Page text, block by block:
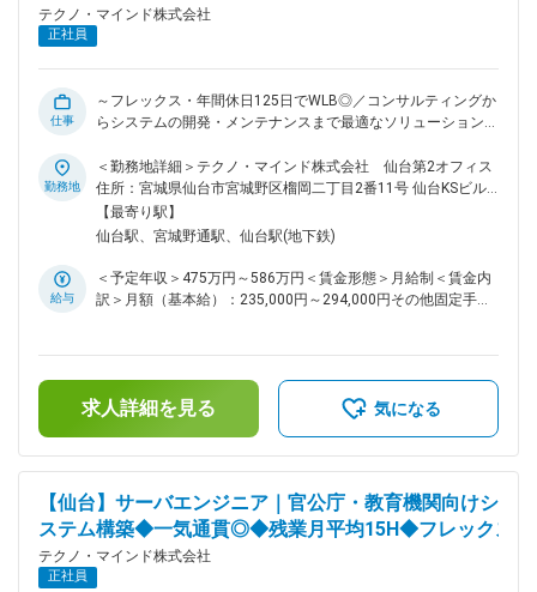
テクノ・マインド株式会社
正社員
仕事
～フレックス・年間休日125日でWLB◎／コンサルティングか
らシステムの開発・メンテナンスまで最適なソリューションを
件定義から設計・構築・テスト・保守まで一気通貫で対応でき
る ◎年間休日125日、残業月平均15時間、フレックスタイム制
や充実の休暇制度により、ワークライフバランスのよい働き方
が可能 ■業務概要： 官公庁および自治体向けの業務システム
ステムの要件定義から設計・開発・テスト、リリース後の運
用・保守まで、一貫して携わっていただきます。 ■業務詳細：
見える部分（画面デザインおよび操作方法、帳票など）を設計
します。 ◇詳細設計：プログラムの内部処理やデータの保存方
法など、開発者向けの具体的な仕様書を作成します。 ◇テス
ト：単体テスト・結合テスト・システムテスト等を実施し、設
設計書、操作マニュアル、ユーザー向け資料などの成果物を作
成します。 ◇保守・運用：システムリリース後の不具合修正
や、新しい機能の追加などの運用支援を行います。 ※お客様お
よびプロジェクトメンバーと連携を図りながら、要件定義から
運用サポートまでを担当します。 ■組織構成： 官公教育第1シ
勤務地
＜勤務地詳細＞テクノ・マインド株式会社 仙台第2オフィス
住所：宮城県仙台市宮城野区榴岡二丁目2番11号 仙台KSビル
勤務地最寄駅：各線／仙台駅受動喫煙対策：その他（敷地内禁
煙（屋外喫煙可能場所あり））変更の範囲：会社の定める事業
【最寄り駅】
仙台駅、宮城野通駅、仙台駅(地下鉄)
給与
＜予定年収＞475万円～586万円＜賃金形態＞月給制＜賃金内
訳＞月額（基本給）：235,000円～294,000円その他固定手当/
その他固定手当：住宅手当（全社員支給）■昇給：年1回（4
月）■賞与：年3回（夏期、冬期、年末）※2023年実績5.6か
月、2024年実績5.3か月、2025年実績5.4か月賃金はあくまで
す。月給(月額)は固定手当を含めた表記です。
求人詳細を見る 気になる
【仙台】サーバエンジニア｜官公庁・教育機関向けシ
ステム構築◆一気通貫◎◆残業月平均15H◆フレックス
テクノ・マインド株式会社
正社員